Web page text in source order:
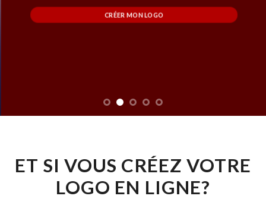
CRÉER MON LOGO
ET SI VOUS CRÉEZ VOTRE
LOGO EN LIGNE?